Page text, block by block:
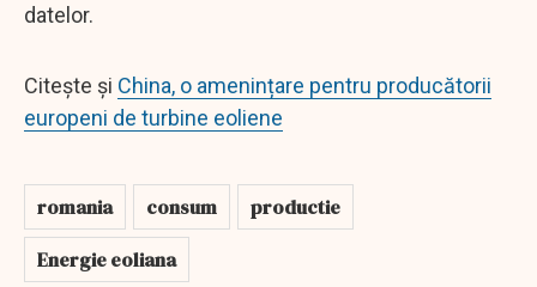
datelor.
Citește și China, o amenințare pentru producătorii
europeni de turbine eoliene
romania consum
productie
Energie eoliana